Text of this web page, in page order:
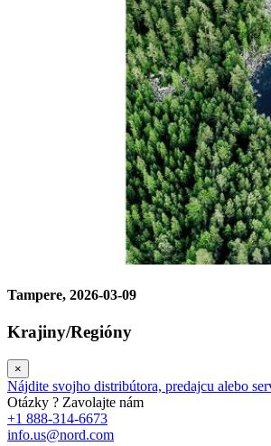
Tampere, 2026-03-09
Krajiny/Regióny
×
Nájdite svojho distribútora, predajcu alebo
Otázky ? Zavolajte nám
+1 888-314-6673
info.us@nord.com